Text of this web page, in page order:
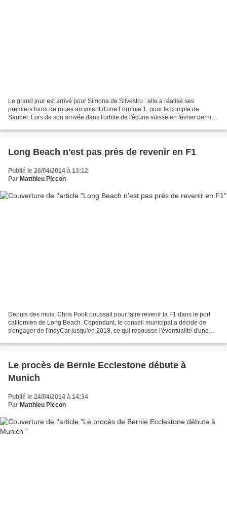
Le grand jour est arrivé pour Simona de Silvestro : elle a réalisé ses
premiers tours de roues au volant d'une Formule 1, pour le compte de
Sauber. Lors de son arrivée dans l'orbite de l'écurie suisse en février dernier,
Long Beach n'est pas près de revenir en F1
Publié le 26/04/2014 à 13:12
Par Matthieu Piccon
Depuis des mois, Chris Pook poussait pour faire revenir la F1 dans le port
californien de Long Beach. Cependant, le conseil municipal a décidé de
s'engager de l'IndyCar jusqu'en 2018, ce qui repousse l'éventualité d'une
Le procès de Bernie Ecclestone débute à
Munich
Publié le 24/04/2014 à 14:34
Par Matthieu Piccon